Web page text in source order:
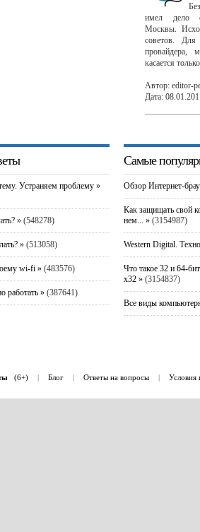
имел дело с
Москвы.
советов.
провайдера,
касается
Автор: editor-
Дата:
Устраняем проблему »
»(548278)
»(513058)
wi-fi »(483576)
работать »(387641)
Самые
Обзор Интернет-
Как защищать свой
нем... »(3154987)
Western Digital.
Что такое 32 и 64-
x32 »(3154837)
Все виды
(6+) | Блог | Ответы на вопросы | Условия